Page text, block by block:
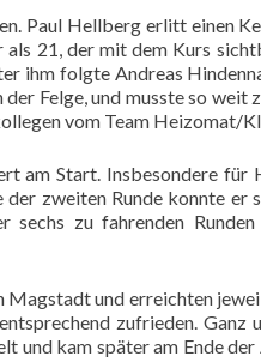
Paul Hellberg erlitt einen
21, der mit dem Kurs
ihm folgte Andreas
Felge, und musste so weit
vom Team Heizomat/
am Start. Insbesondere für
zweiten Runde konnte er
zu fahrenden
Magstadt und erreichten
zufrieden.
und kam später am Ende